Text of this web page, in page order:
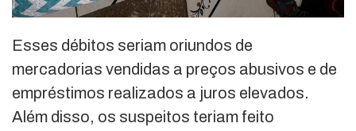
Esses débitos seriam oriundos de
mercadorias vendidas a preços abusivos e de
empréstimos realizados a juros elevados.
Além disso, os suspeitos teriam feito